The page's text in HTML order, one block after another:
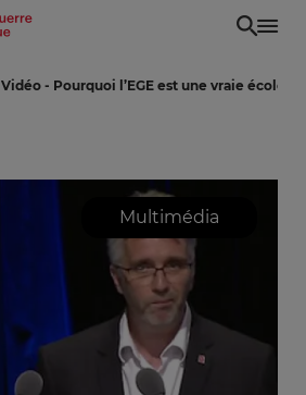
Vidéo - Pourquoi l’EGE est une vraie école,
Multimédia